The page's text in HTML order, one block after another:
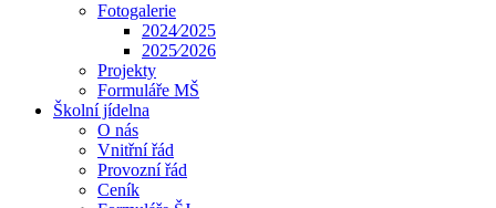
Fotogalerie
2024⁄2025
2025⁄2026
Projekty
Formuláře MŠ
Školní jídelna
O nás
Vnitřní řád
Provozní řád
Ceník